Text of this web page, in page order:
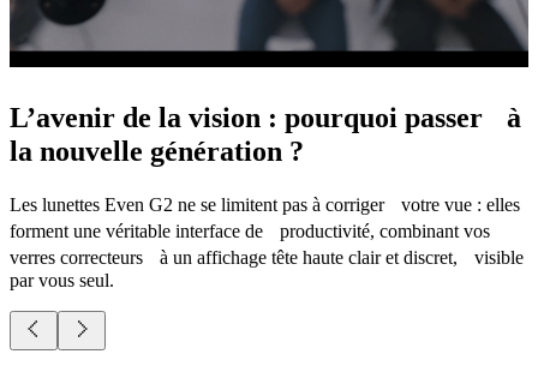
L’avenir de la vision : pourquoi passer à
la nouvelle génération ?
Les lunettes Even G2 ne se limitent pas à corriger votre vue : elles
forment une véritable interface de productivité, combinant vos
verres correcteurs à un affichage tête haute clair et discret, visible
par vous seul.